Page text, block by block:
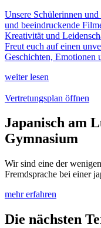
Unsere Schülerinnen
und beeindruckende
Kreativität und
Freut euch auf einen
Geschichten, Emotionen
weiter lesen
Vertretungsplan öffnen
Japanisch am
Gymnasium
Wir sind eine der
Fremdsprache bei einer
mehr erfahren
Die nächsten